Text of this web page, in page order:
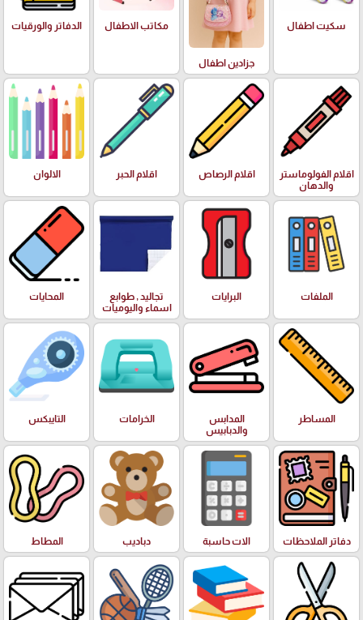
سكيت اطفال
جزادين اطفال
مكاتب الاطفال الدفاتر والورقيات
اقلام الفولوماستر
والدهان
اقلام الرصاص اقلام الحبر الالوان
الملفات البرايات
تجاليد , طوابع
اسماء واليوميات
المحايات
المساطر
المدابس
والدبابيس
الخرامات التايبكس
دفاتر الملاحظات الات حاسبة دباديب المطاط